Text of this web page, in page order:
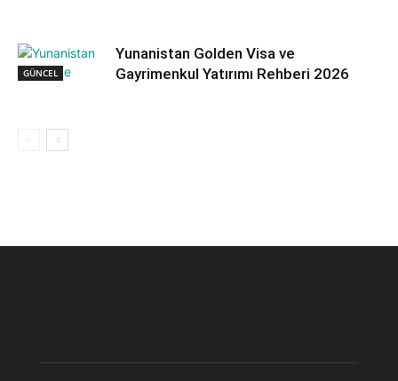
GÜNCEL
Yunanistan Golden Visa ve
Gayrimenkul Yatırımı Rehberi 2026